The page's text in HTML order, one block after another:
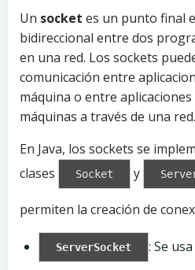
Un socket es un punto final
bidireccional entre dos
en una red. Los sockets
comunicación entre
máquina o entre
máquinas a través de una red.
En Java, los sockets se
clases
Socket y
permiten la creación de
ServerSocket : Se